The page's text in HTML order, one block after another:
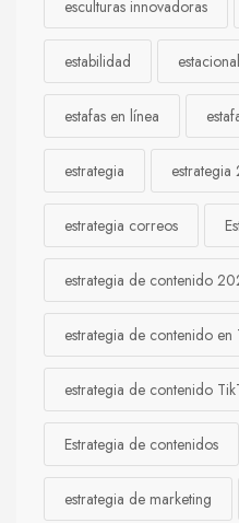
esculturas innovadoras
estabilidad estacional
estafas en línea
estrategia
estrategia correos
estrategia de contenido
estrategia de contenido en
estrategia de contenido
Estrategia de contenidos
estrategia de marketing